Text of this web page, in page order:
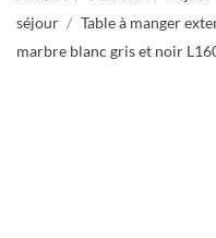
séjour
Table à manger
marbre blanc gris et noir